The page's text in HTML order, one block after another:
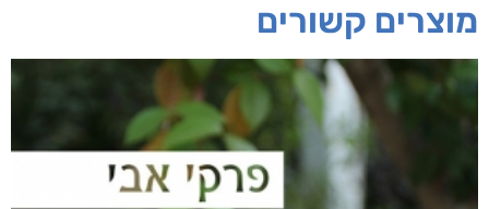
חפש בחנות